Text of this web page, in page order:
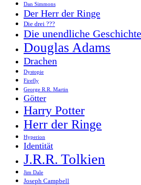
Dan Simmons
Der Herr der Ringe
Die drei ???
Die unendliche Geschichte
Douglas Adams
Drachen
Dystopie
Firefly
George R.R. Martin
Götter
Harry Potter
Herr der Ringe
Hyperion
Identität
J.R.R. Tolkien
Jim Dale
Joseph Campbell